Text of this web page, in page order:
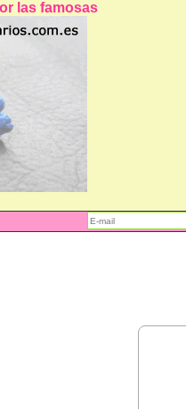
las famosas